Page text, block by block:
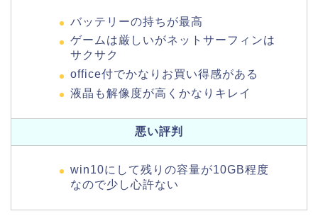
バッテリーの持ちが最高
ゲームは厳しいがネットサーフィンは
サクサク
office付でかなりお買い得感がある
液晶も解像度が高くかなりキレイ
悪い評判
win10にして残りの容量が10GB程度
なので少し心許ない